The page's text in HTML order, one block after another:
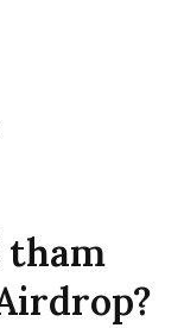
tham